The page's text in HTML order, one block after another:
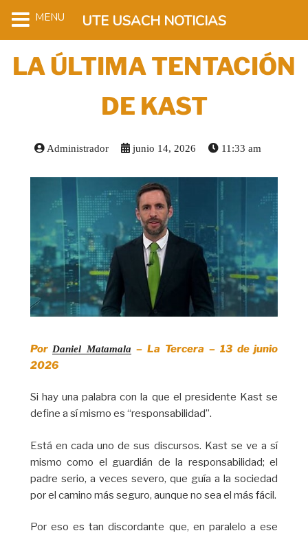
LA ÚLTIMA TENTACIÓN
DE KAST
Administrador junio 14, 2026 11:33 am
PorDaniel Matamala – La Tercera – 13 de junio
2026
Si hay una palabra con la que el presidente Kast se
define a sí mismo es “responsabilidad”.
Está en cada uno de sus discursos. Kast se ve a sí
mismo como el guardián de la responsabilidad; el
padre serio, a veces severo, que guía a la sociedad
por el camino más seguro, aunque no sea el más fácil.
Por eso es tan discordante que, en paralelo a ese
MENU UTE USACH NOTICIAS